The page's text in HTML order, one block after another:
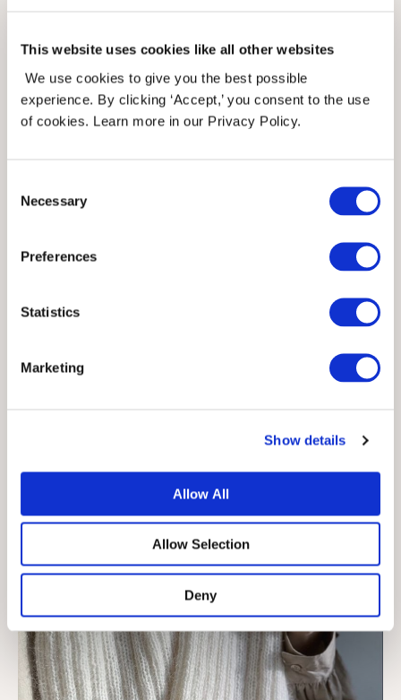
This website uses cookies like all other websites
We use cookies to give you the best possible
experience. By clicking ‘Accept,’ you consent to the use
of cookies. Learn more in our Privacy Policy.
Selection
Necessary
Preferences
Statistics
Marketing
Show details
Allow All
Allow Selection
Deny
strikket it dobbel vrangbord. Skjerfet er
dobbelt ettersom det strikkes rundt
som vil hjelpe deg holde varmen på de
Dette skjerfet er så fint og absolutt et
superfint tilbehør til vinteren.